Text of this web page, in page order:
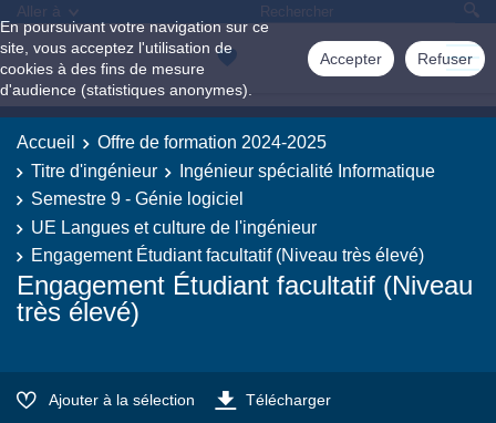
En poursuivant votre navigation sur ce
site, vous acceptez l'utilisation de
cookies à des fins de mesure
d'audience (statistiques anonymes).
Accepter Refuser
Aller à
Accueil
Offre de formation 2024-2025
Titre d'ingénieur
Ingénieur spécialité Informatique
Semestre 9 - Génie logiciel
UE Langues et culture de l'ingénieur
Engagement Étudiant facultatif (Niveau très élevé)
Engagement Étudiant facultatif (Niveau
très élevé)
Ajouter à la sélection Télécharger